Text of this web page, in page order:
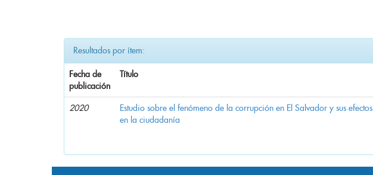
Resultados por ítem:
Fecha de
publicación
Título
2020
Estudio sobre el fenómeno de la corrupción en El Salvador y sus efectos
en la ciudadanía